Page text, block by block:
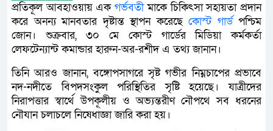
প্রতিকূল আবহাওয়ায় একগর্ভবতীমাকে চিকিৎসা সহায়তা প্রদান
করে অনন্য মানবতার দৃষ্টান্ত স্থাপন করেছে কোস্ট গার্ডপশ্চিম
জোন। শুক্রবার, ৩০ মে কোস্ট গার্ডের মিডিয়া কর্মকর্তা
লেফটেন্যান্ট কমান্ডার হারুন-অর-রশীদ এ তথ্য জানান।
তিনি আরও জানান, বঙ্গোপসাগরে সৃষ্ট গভীর নিম্নচাপের প্রভাবে
নদ-নদীতে বিপদসংকুল পরিস্থিতির সৃষ্টি হয়েছে। যাত্রীদের
নিরাপত্তার স্বার্থে উপকূলীয় ও অভ্যন্তরীণ নৌপথে সব ধরনের
নৌযান চলাচলে নিষেধাজ্ঞা জারি করা হয়।